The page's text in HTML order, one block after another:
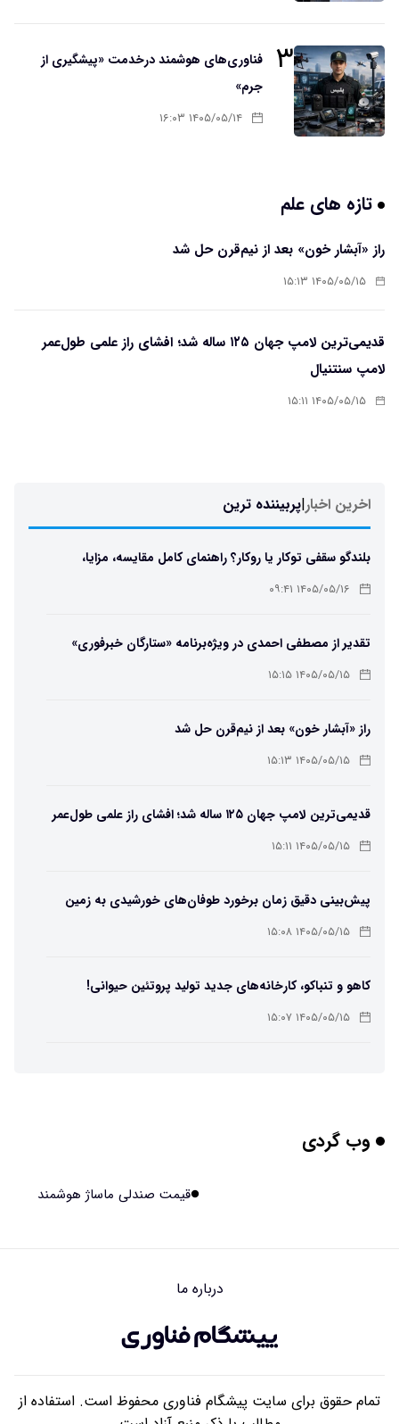
۳
فناوری‌های هوشمند درخدمت «پیشگیری از
جرم»
۱۴۰۵/۰۵/۱۴ ۱۶:۰۳
تازه های علم
راز «آبشار خون» بعد از نیم‌قرن حل شد
۱۴۰۵/۰۵/۱۵ ۱۵:۱۳
قدیمی‌ترین لامپ جهان ۱۲۵ ساله شد؛ افشای راز علمی طول‌عمر
لامپ سنتنیال
۱۴۰۵/۰۵/۱۵ ۱۵:۱۱
اخرین اخبار|پربیننده ترین
بلندگو سقفی توکار یا روکار؟ راهنمای کامل مقایسه، مزایا،
معایب و انتخاب بهترین مدل
۱۴۰۵/۰۵/۱۶ ۰۹:۴۱
تقدیر از مصطفی احمدی در ویژه‌برنامه «ستارگان خبرفوری»
۱۴۰۵/۰۵/۱۵ ۱۵:۱۵
راز «آبشار خون» بعد از نیم‌قرن حل شد
۱۴۰۵/۰۵/۱۵ ۱۵:۱۳
قدیمی‌ترین لامپ جهان ۱۲۵ ساله شد؛ افشای راز علمی طول‌عمر
لامپ سنتنیال
۱۴۰۵/۰۵/۱۵ ۱۵:۱۱
پیش‌بینی دقیق زمان برخورد طوفان‌های خورشیدی به زمین
ممکن شد
۱۴۰۵/۰۵/۱۵ ۱۵:۰۸
کاهو و تنباکو، کارخانه‌های جدید تولید پروتئین حیوانی!
۱۴۰۵/۰۵/۱۵ ۱۵:۰۷
چرا افراد مضطرب دنیا را متفاوت می بینند؟
وب گردی
قیمت صندلی ماساژ هوشمند
درباره ما
تمام حقوق برای سایت پیشگام فناوری محفوظ است. استفاده از